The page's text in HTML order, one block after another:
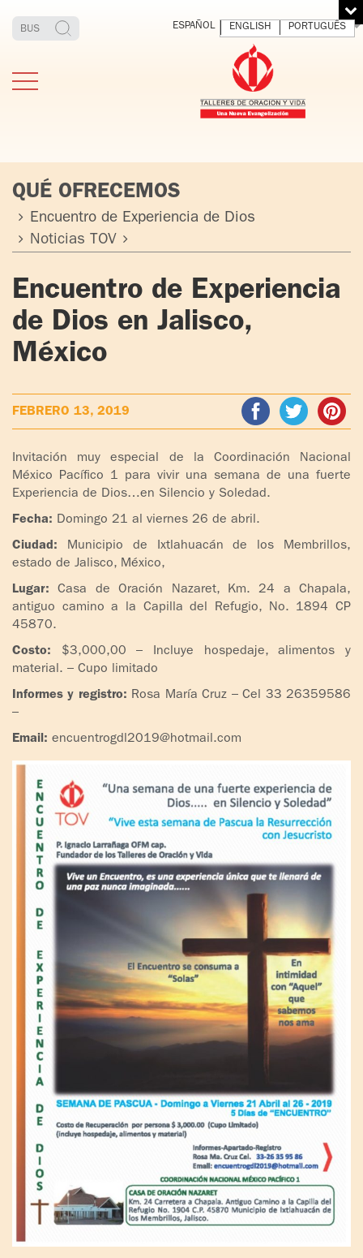
TOV ADULTOS
TOV JÓVENES
TOV
TOV NIÑOS
CURSO
MATRIMONIAL
ENCUENTRO DE
CHARLAS Y
JORNADAS DE
EVANGELIZACIÓN
CÍRCULOS DE
ORACIÓN Y VIDA
PADRE
IGNACIO
LARRAÑAGA
HOMENAJE
IGNACIO
LARRAÑAGA
OBRA
PADRE
LARRAÑAGA
LIBROS
AUDIOS
ESPAÑOL ENGLISH PORTUGUÊS
QUÉ OFRECEMOS
Encuentro de Experiencia de Dios
Noticias TOV
Encuentro de Experiencia
de Dios en Jalisco,
México
FEBRERO 13, 2019
Invitación muy especial de la Coordinación Nacional
México Pacífico 1 para vivir una semana de una fuerte
Experiencia de Dios…en Silencio y Soledad.
Fecha: Domingo 21 al viernes 26 de abril.
Ciudad: Municipio de Ixtlahuacán de los Membrillos,
estado de Jalisco, México,
Lugar:Casa de Oración Nazaret, Km. 24 a Chapala,
antiguo camino a la Capilla del Refugio, No. 1894 CP
45870.
Costo: $3,000,00 – Incluye hospedaje, alimentos y
material. – Cupo limitado
Informes y registro: Rosa María Cruz – Cel 33 26359586
–
Email: encuentrogdl2019@hotmail.com